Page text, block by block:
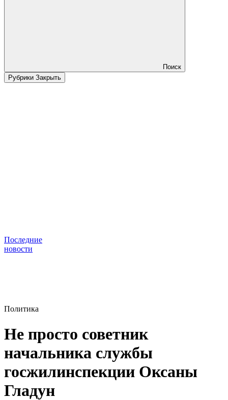
Поиск
Рубрики Закрыть
Последние
новости
Политика
Не просто советник
начальника службы
госжилинспекции Оксаны
Гладун